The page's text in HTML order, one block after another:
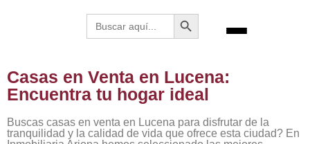
Buscar: Botón de búsqueda
Casas en Venta en Lucena:
Encuentra tu hogar ideal
Buscas casas en venta en Lucena para disfrutar de la
tranquilidad y la calidad de vida que ofrece esta ciudad? En